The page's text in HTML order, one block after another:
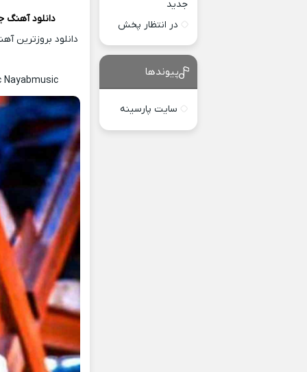
دانلود آهنگ
دانلود بروزترین
جدید
در انتظار پخش
پیوندها
سایت پارسینه